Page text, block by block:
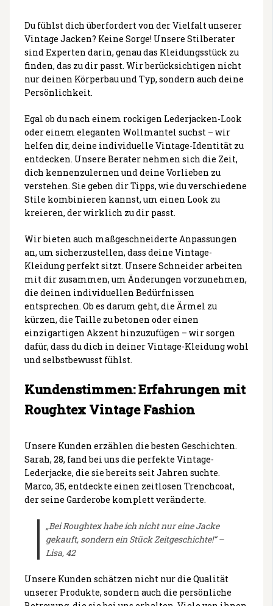
Du fühlst dich überfordert von der Vielfalt unserer
Vintage Jacken? Keine Sorge! Unsere Stilberater
sind Experten darin, genau das Kleidungsstück zu
finden, das zu dir passt. Wir berücksichtigen nicht
nur deinen Körperbau und Typ, sondern auch deine
Persönlichkeit.
Egal ob du nach einem rockigen Lederjacken-Look
oder einem eleganten Wollmantel suchst – wir
helfen dir, deine individuelle Vintage-Identität zu
entdecken. Unsere Berater nehmen sich die Zeit,
dich kennenzulernen und deine Vorlieben zu
verstehen. Sie geben dir Tipps, wie du verschiedene
Stile kombinieren kannst, um einen Look zu
kreieren, der wirklich zu dir passt.
Wir bieten auch maßgeschneiderte Anpassungen
an, um sicherzustellen, dass deine Vintage-
Kleidung perfekt sitzt. Unsere Schneider arbeiten
mit dir zusammen, um Änderungen vorzunehmen,
die deinen individuellen Bedürfnissen
entsprechen. Ob es darum geht, die Ärmel zu
kürzen, die Taille zu betonen oder einen
einzigartigen Akzent hinzuzufügen – wir sorgen
dafür, dass du dich in deiner Vintage-Kleidung wohl
und selbstbewusst fühlst.
Kundenstimmen: Erfahrungen mit
Roughtex Vintage Fashion
Unsere Kunden erzählen die besten Geschichten.
Sarah, 28, fand bei uns die perfekte Vintage-
Lederjacke, die sie bereits seit Jahren suchte.
Marco, 35, entdeckte einen zeitlosen Trenchcoat,
der seine Garderobe komplett veränderte.
„Bei Roughtex habe ich nicht nur eine Jacke
gekauft, sondern ein Stück Zeitgeschichte!“ –
Lisa, 42
Unsere Kunden schätzen nicht nur die Qualität
unserer Produkte, sondern auch die persönliche